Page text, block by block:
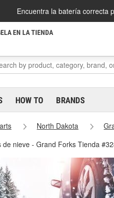
Encuentra la batería correcta
EN LA TIENDA
HOW TO BRANDS
North Dakota
nieve - Grand Forks Tienda